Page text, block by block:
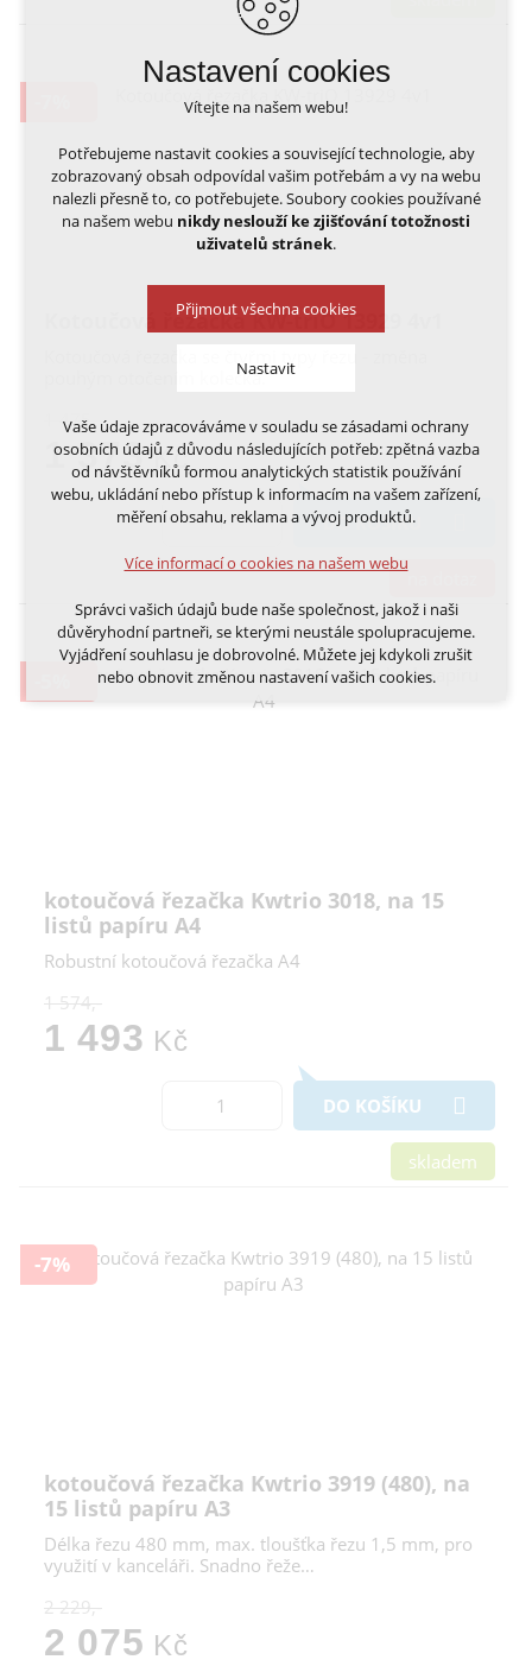
Kotoučová řezačka KW-triO 13929 4v1
Kotoučová řezačka se čtyřmi typy řezu - změna
pouhým otočením kolečka.
1 475,-
1 373Kč
DO KOŠÍKU
na dotaz
kotoučová řezačka Kwtrio 3018, na 15
listů papíru A4
Robustní kotoučová řezačka A4
1 574,-
1 493 Kč
DO KOŠÍKU
skladem
-7%
kotoučová řezačka Kwtrio 3919 (480), na
15 listů papíru A3
Délka řezu 480 mm, max. tloušťka řezu 1,5 mm, pro
využití v kanceláři. Snadno řeže…
2 229,-
2 075 Kč
Nastavení cookies
Vítejte na našem webu!
Potřebujeme nastavit cookies a související technologie, aby
zobrazovaný obsah odpovídal vašim potřebám a vy na webu
nalezli přesně to, co potřebujete. Soubory cookies používané
na našem webu nikdy neslouží ke zjišťování totožnosti
uživatelů stránek.
Přijmout všechna cookies
Nastavit
Technická cookies
nutná pro provozování webu
udržení kontextu stránek (session): případná
přihlášení, volby jazyka, apod.
Volitelná cookies
analytická pro anonymizované vyhodnocení
marketingová cookies (Google, Ecomail, Sklik,
Smartsupp, Heureka)
Více informací o cookies na našem webu
Vaše údaje zpracováváme v souladu se zásadami ochrany
osobních údajů z důvodu následujících potřeb: zpětná vazba
od návštěvníků formou analytických statistik používání
webu, ukládání nebo přístup k informacím na vašem zařízení,
měření obsahu, reklama a vývoj produktů.
Více informací o cookies na našem webu
Správci vašich údajů bude naše společnost, jakož i naši
důvěryhodní partneři, se kterými neustále spolupracujeme.
Vyjádření souhlasu je dobrovolné. Můžete jej kdykoli zrušit
nebo obnovit změnou nastavení vašich cookies.